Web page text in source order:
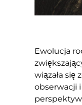
Ewolucja
wiązała się
obserwacji